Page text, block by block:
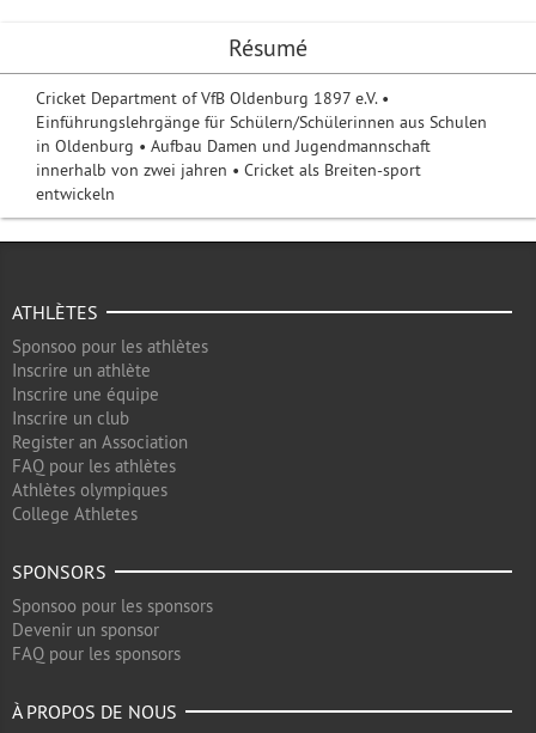
Résumé
Cricket Department of VfB Oldenburg 1897 e.V. •
Einführungslehrgänge für Schülern/Schülerinnen aus Schulen
in Oldenburg • Aufbau Damen und Jugendmannschaft
innerhalb von zwei jahren • Cricket als Breiten-sport
entwickeln
ATHLÈTES
Sponsoo pour les athlètes
Inscrire un athlète
Inscrire une équipe
Inscrire un club
Register an Association
FAQ pour les athlètes
Athlètes olympiques
College Athletes
SPONSORS
Sponsoo pour les sponsors
Devenir un sponsor
FAQ pour les sponsors
À PROPOS DE NOUS